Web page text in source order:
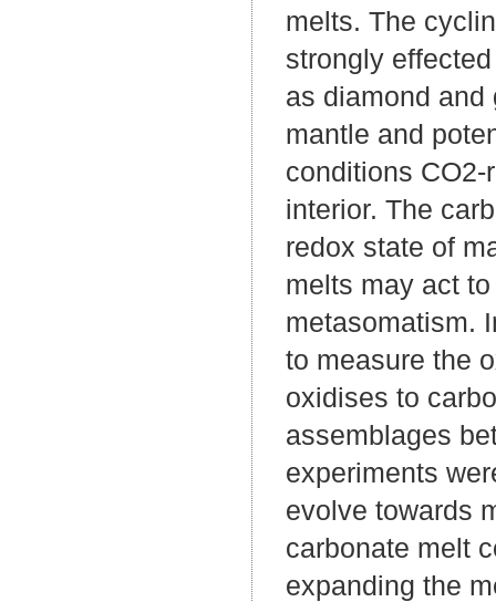
melts. The
strongly
as diamond
mantle and
conditions
interior. The
redox state of
melts may act
metasomatism.
to measure the
oxidises to
assemblages
experiments
evolve towards
carbonate melt
expanding the